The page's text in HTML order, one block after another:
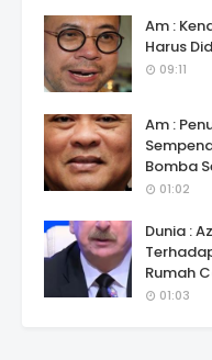
Am :
Harus
09:11
Am :
Bomba
01:02
Dunia :
Rumah
01:03